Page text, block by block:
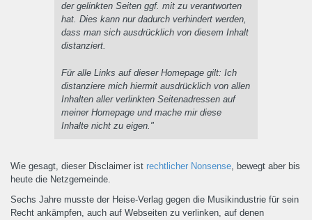
der gelinkten Seiten ggf. mit zu verantworten
hat. Dies kann nur dadurch verhindert werden,
dass man sich ausdrücklich von diesem Inhalt
distanziert.
Für alle Links auf dieser Homepage gilt: Ich
distanziere mich hiermit ausdrücklich von allen
Inhalten aller verlinkten Seitenadressen auf
meiner Homepage und mache mir diese
Inhalte nicht zu eigen."
Wie gesagt, dieser Disclaimer ist rechtlicher Nonsense, bewegt aber bis
heute die Netzgemeinde.
Sechs Jahre musste der Heise-Verlag gegen die Musikindustrie für sein
Recht ankämpfen, auch auf Webseiten zu verlinken, auf denen